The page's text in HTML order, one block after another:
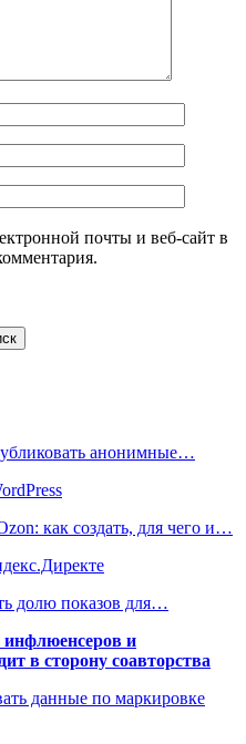
почты и веб-сайт в
анонимные…
как создать, для чего и…
долю показов для…
инфлюенсеров и
в сторону соавторства
данные по маркировке